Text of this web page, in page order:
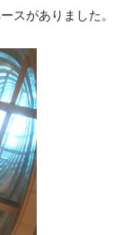
スがありました。